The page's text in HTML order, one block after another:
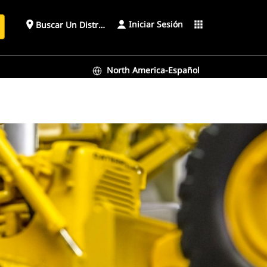
place Buscar Un Distribuidor Iniciar Sesión apps
North America-Español